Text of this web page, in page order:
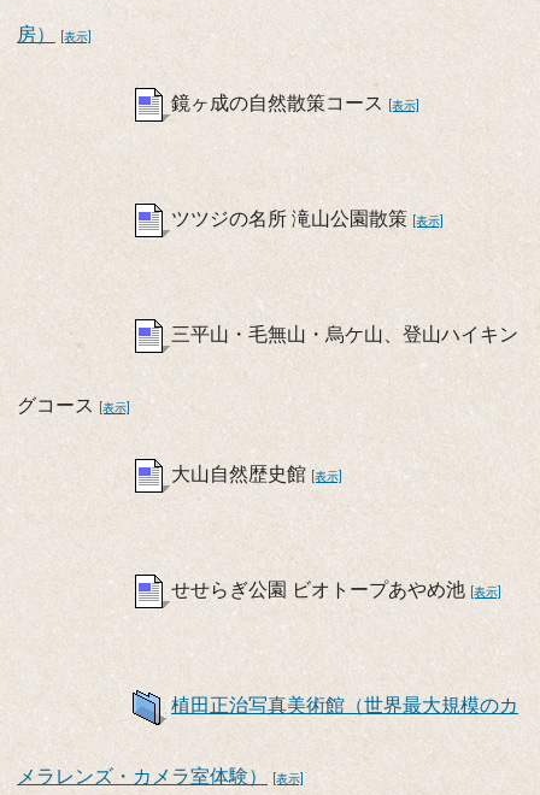
房） [表示]
鏡ヶ成の自然散策コース [表示]
ツツジの名所 滝山公園散策 [表示]
三平山・毛無山・烏ケ山、登山ハイキン
グコース [表示]
大山自然歴史館 [表示]
せせらぎ公園 ビオトープあやめ池 [表示]
植田正治写真美術館（世界最大規模のカ
メラレンズ・カメラ室体験） [表示]